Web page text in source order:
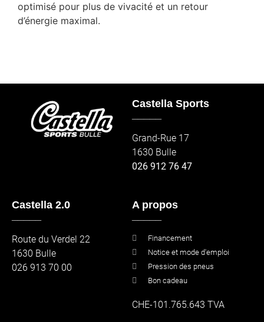
optimisé pour plus de vivacité et un retour
d’énergie maximal.
Castella Sports
Grand-Rue 17
1630 Bulle
026 912 76 47
Castella 2.0
Route du Verdel 22
1630 Bulle
026 913 70 00
A propos
Financement
Notice et mode d'emploi
Pression des pneus
Bon cadeau
CHE-101.765.643 TVA